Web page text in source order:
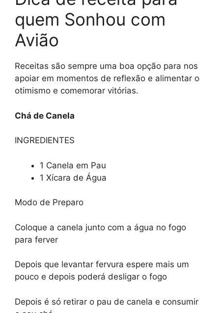
quem Sonhou com
Avião
Receitas são sempre uma boa opção para nos
apoiar em momentos de reflexão e alimentar o
otimismo e comemorar vitórias.
Chá de Canela
INGREDIENTES
1 Canela em Pau
1 Xícara de Água
Modo de Preparo
Coloque a canela junto com a água no fogo
para ferver
Depois que levantar fervura espere mais um
pouco e depois poderá desligar o fogo
Depois é só retirar o pau de canela e consumir